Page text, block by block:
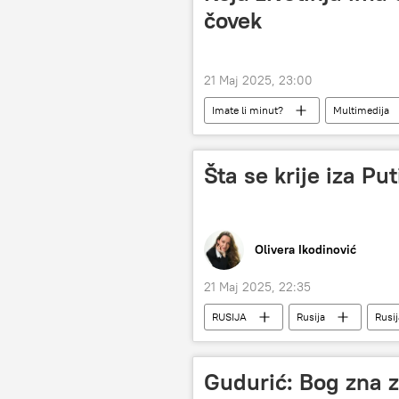
čovek
21 Maj 2025, 23:00
Imate li minut? Multimedija
Šta se krije iza
Olivera Ikodinović
21 Maj 2025, 22:35
RUSIJA Rusija
Rusija – vojska i naoružanje
Gudurić: Bog zna